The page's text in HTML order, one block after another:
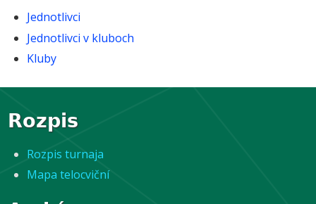
Jednotlivci
Jednotlivci v kluboch
Kluby
Rozpis
Rozpis turnaja
Mapa telocviční